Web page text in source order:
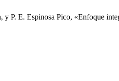
P. E. Espinosa Pico, «Enfoque